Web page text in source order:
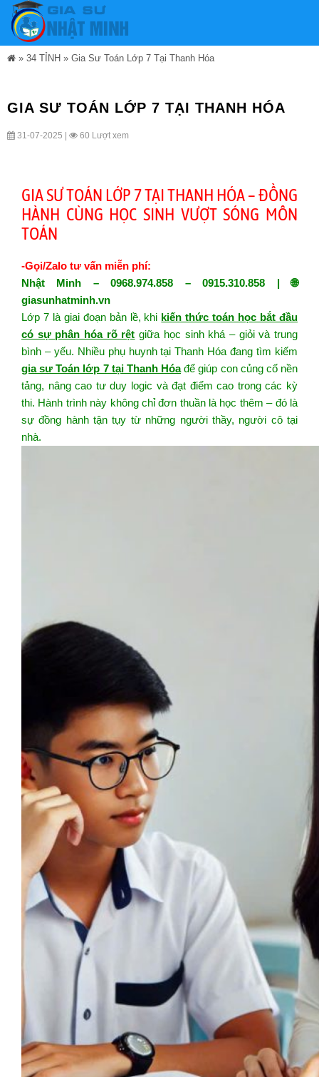
» 34 TỈNH » Gia Sư Toán Lớp 7 Tại Thanh Hóa
GIA SƯ TOÁN LỚP 7 TẠI THANH HÓA
31-07-2025 | 60 Lượt xem
GIA SƯ TOÁN LỚP 7 TẠI THANH HÓA – ĐỒNG
HÀNH CÙNG HỌC SINH VƯỢT SÓNG MÔN
TOÁN
-Gọi/Zalo tư vấn miễn phí:
Nhật Minh – 0968.974.858 – 0915.310.858 | 🌐
giasunhatminh.vn
Lớp 7 là giai đoạn bản lề, khi kiến thức toán học bắt đầu
có sự phân hóa rõ rệt giữa học sinh khá – giỏi và trung
bình – yếu. Nhiều phụ huynh tại Thanh Hóa đang tìm kiếm
gia sư Toán lớp 7 tại Thanh Hóađể giúp con củng cố nền
tảng, nâng cao tư duy logic và đạt điểm cao trong các kỳ
thi. Hành trình này không chỉ đơn thuần là học thêm – đó là
sự đồng hành tận tụy từ những người thầy, người cô tại
nhà.